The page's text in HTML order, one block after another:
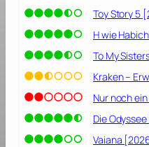
Toy Story 5
H wie
To My
Kraken –
Nur noch
Die
Vaiana